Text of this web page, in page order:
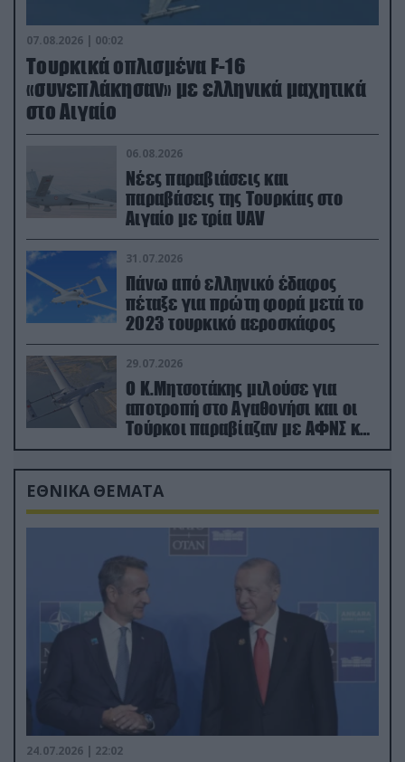
07.08.2026 | 00:02
Τουρκικά οπλισμένα F-16
«συνεπλάκησαν» με ελληνικά μαχητικά
στο Αιγαίο
06.08.2026
Νέες παραβιάσεις και
παραβάσεις της Τουρκίας στο
Αιγαίο με τρία UAV
31.07.2026
Πάνω από ελληνικό έδαφος
πέταξε για πρώτη φορά μετά το
2023 τουρκικό αεροσκάφος
29.07.2026
Ο Κ.Μητσοτάκης μιλούσε για
αποτροπή στο Αγαθονήσι και οι
Τούρκοι παραβίαζαν με ΑΦΝΣ και
drone
ΕΘΝΙΚΑ ΘΕΜΑΤΑ
24.07.2026 | 22:02